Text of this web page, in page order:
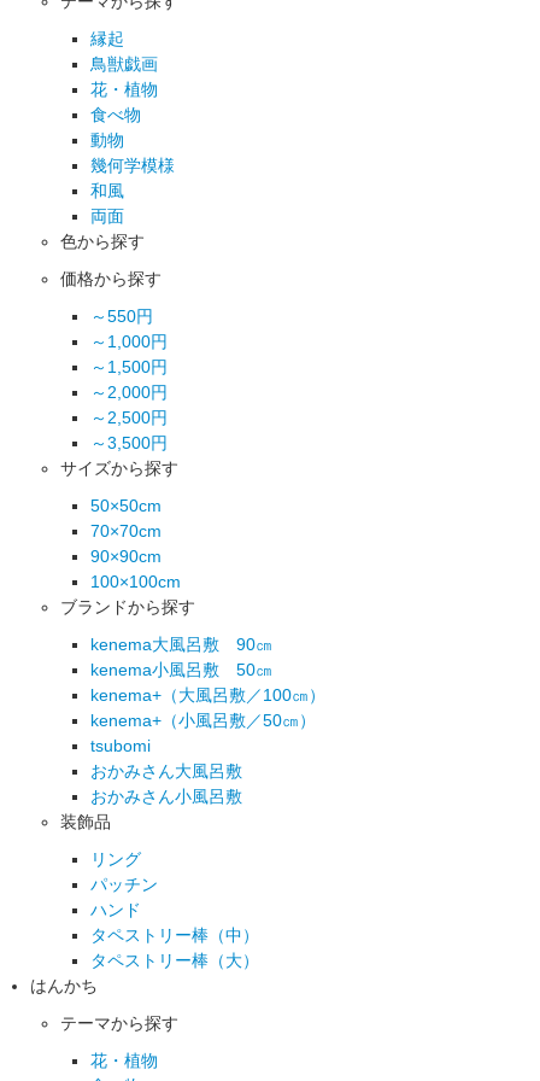
縁起
鳥獣戯画
花・植物
食べ物
動物
幾何学模様
和風
両面
色から探す
価格から探す
～550円
～1,000円
～1,500円
～2,000円
～2,500円
～3,500円
サイズから探す
50×50cm
70×70cm
90×90cm
100×100cm
ブランドから探す
kenema大風呂敷 90㎝
kenema小風呂敷 50㎝
kenema+（大風呂敷／100㎝）
kenema+（小風呂敷／50㎝）
tsubomi
おかみさん大風呂敷
おかみさん小風呂敷
装飾品
リング
パッチン
ハンド
タペストリー棒（中）
タペストリー棒（大）
はんかち
テーマから探す
花・植物